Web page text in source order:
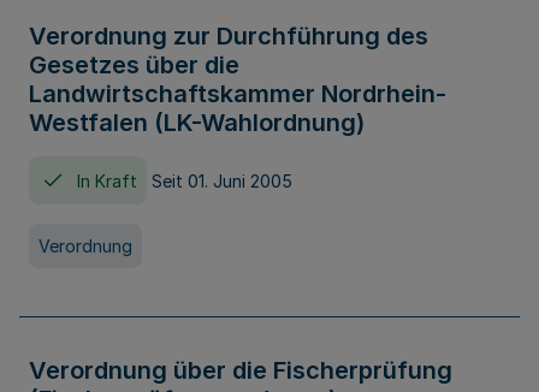
Verordnung zur Durchführung des
Gesetzes über die
Landwirtschaftskammer Nordrhein-
Westfalen (LK-Wahlordnung)
In Kraft Seit 01. Juni 2005
Verordnung
Verordnung über die Fischerprüfung